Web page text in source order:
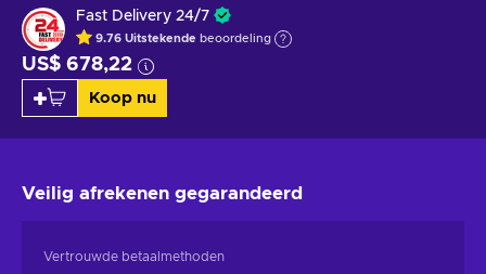
Fast Delivery 24/7
9.76 Uitstekende beoordeling
US$ 678,22
Koop nu
Veilig afrekenen gegarandeerd
Vertrouwde betaalmethoden